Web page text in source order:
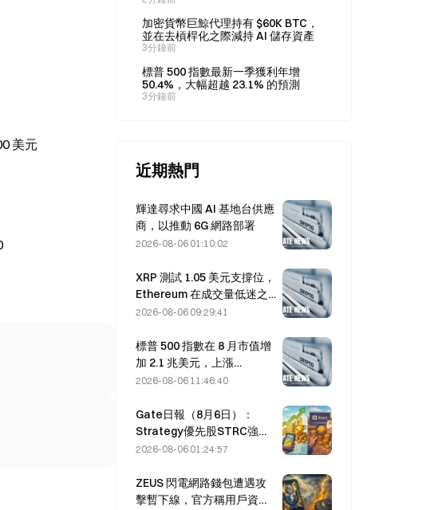
美元
加密貨幣巨鯨代理持有 $60K BTC，
並在去槓桿化之際減持 AI 儲存資產
3分鐘前
標普 500 指數最新一季獲利年增
50.4%，大幅超越 23.1% 的預測
3分鐘前
近期熱門
輝達尋求中國 AI 基地台供應
商，以推動 6G 網路部署
2026-08-06 01:10:02
XRP 測試 1.05 美元支撐位，
Ethereum 在成交量低迷之
際守住 1,908 美元
2026-08-06 09:29:41
標普 500 指數在 8 月市值增
加 2.1 兆美元，上漲
3.12%，而比特幣僅上漲
2026-08-06 11:46:40
Gate日報（8月6日）：
Strategy優先股STRC強勢
反彈；Block上調2026全年
2026-08-06 01:24:57
ZEUS 閃電網路錢包遭遇攻
擊暫下線，官方稱用戶資金